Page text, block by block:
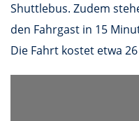
Shuttlebus. Zudem
den Fahrgast in 15
Die Fahrt kostet etwa